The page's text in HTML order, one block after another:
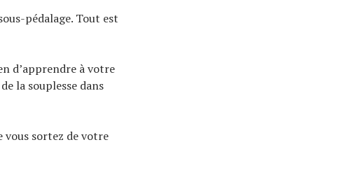
pédalage. Tout est
d’apprendre à votre
la souplesse dans
vous sortez de votre